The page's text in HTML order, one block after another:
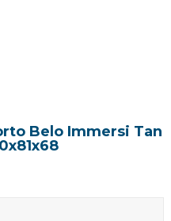
Belo Immersi Tan